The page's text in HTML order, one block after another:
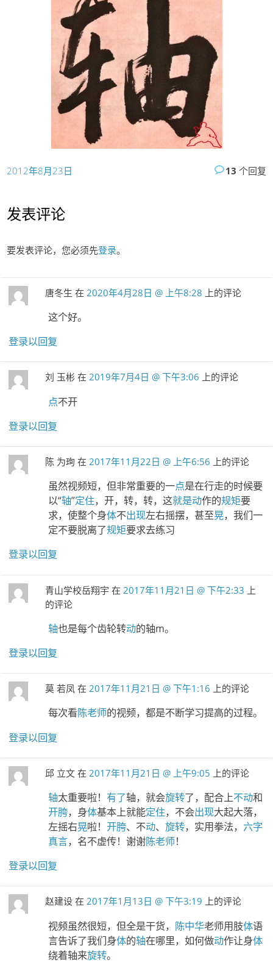
2012年8月23日 13 个回复
发表评论
要发表评论，您必须先登录。
唐冬生 在 2020年4月28日 @ 上午8:28 上的评论
这个好。
登录以回复
刘 玉彬 在 2019年7月4日 @ 下午3:06 上的评论
点不开
登录以回复
陈 为珣 在 2017年11月22日 @ 上午6:56 上的评论
虽然视频短，但非常重要的一点是在行走的时候要
以“轴”定住，开，转，转，这就是动作的规矩要
求，使整个身体不出现左右摇摆，甚至晃，我们一
定不要脱离了规矩要求去练习
登录以回复
青山学校岳翔宇 在 2017年11月21日 @ 下午2:33 上
的评论
轴也是每个齿轮转动的轴m。
登录以回复
莫 若凤在 2017年11月21日 @ 下午1:16 上的评论
每次看陈老师的视频，都是不断学习提高的过程。
登录以回复
邱 立文在 2017年11月21日 @ 上午9:05 上的评论
轴太重要啦！ 有了轴，就会旋转了，配合上不动和
开胯，身体基本上就能定住，不会出现大起大落，
左摇右晃啦！ 开胯、不动、 旋转，实用拳法， 六字
真言，名不虚传！谢谢陈老师！
登录以回复
赵建设在 2017年1月13日 @ 下午3:19 上的评论
视频虽然很短，但全是干货， 陈中华老师用肢体语
言告诉了我们身体的轴在哪里，如何做动作让身体
绕着轴来旋转。